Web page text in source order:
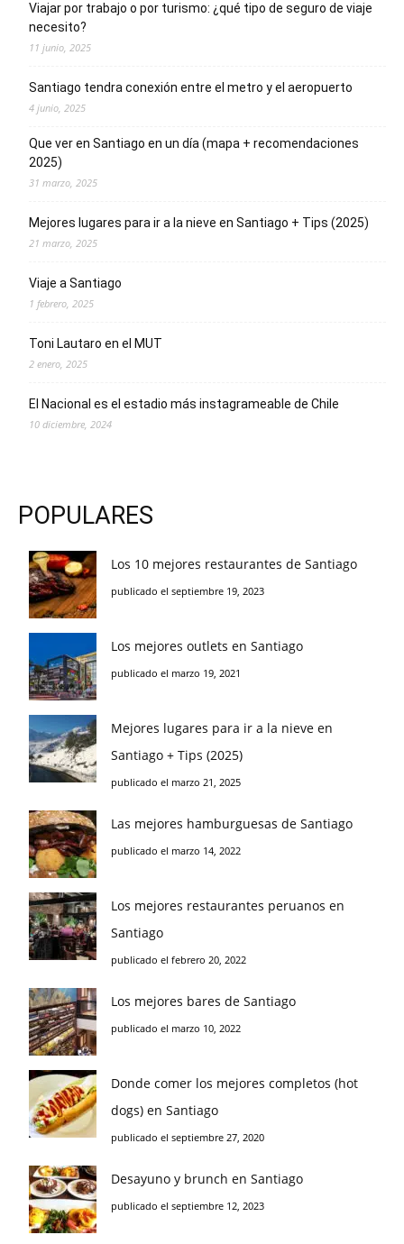
Viajar por trabajo o por turismo: ¿qué tipo de seguro de viaje
necesito?
11 junio, 2025
Santiago tendra conexión entre el metro y el aeropuerto
4 junio, 2025
Que ver en Santiago en un día (mapa + recomendaciones
2025)
31 marzo, 2025
Mejores lugares para ir a la nieve en Santiago + Tips (2025)
21 marzo, 2025
Viaje a Santiago
1 febrero, 2025
Toni Lautaro en el MUT
2 enero, 2025
El Nacional es el estadio más instagrameable de Chile
10 diciembre, 2024
POPULARES
Los 10 mejores restaurantes de Santiago
publicado el septiembre 19, 2023
Los mejores outlets en Santiago
publicado el marzo 19, 2021
Mejores lugares para ir a la nieve en
Santiago + Tips (2025)
publicado el marzo 21, 2025
Las mejores hamburguesas de Santiago
publicado el marzo 14, 2022
Los mejores restaurantes peruanos en
Santiago
publicado el febrero 20, 2022
Los mejores bares de Santiago
publicado el marzo 10, 2022
Donde comer los mejores completos (hot
dogs) en Santiago
publicado el septiembre 27, 2020
Desayuno y brunch en Santiago
publicado el septiembre 12, 2023